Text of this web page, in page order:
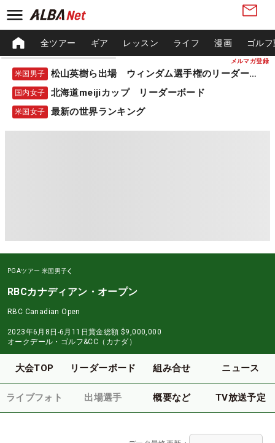
メルマガ登録
全ツアー ギア レッスン ライフ 漫画 ゴル
米国男子 松山英樹ら出場 ウィンダム選手権のリーダーボード
国内女子 北海道meijiカップ リーダーボード
米国女子 最新の世界ランキング
PGAツアー 米国男子
RBCカナディアン・オープン
RBC Canadian Open
2023年6月8日-6月11日賞金総額 $9,000,000
オークデール・ゴルフ&CC（カナダ）
大会TOP リーダーボード 組み合せ ニュース
ライブフォト 出場選手 概要など TV放送予定